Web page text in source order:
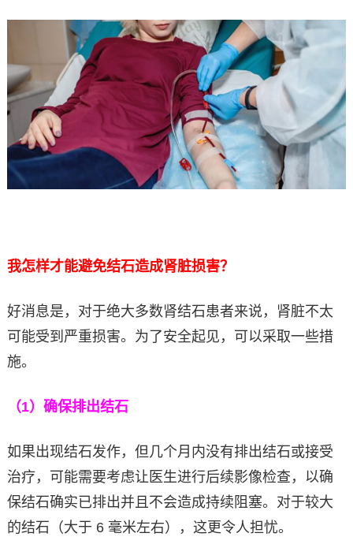
我怎样才能避免结石造成肾脏损害？
好消息是，对于绝大多数肾结石患者来说，肾脏不太
可能受到严重损害。为了安全起见，可以采取一些措
施。
（1）确保排出结石
如果出现结石发作，但几个月内没有排出结石或接受
治疗，可能需要考虑让医生进行后续影像检查，以确
保结石确实已排出并且不会造成持续阻塞。对于较大
的结石（大于 6 毫米左右），这更令人担忧。